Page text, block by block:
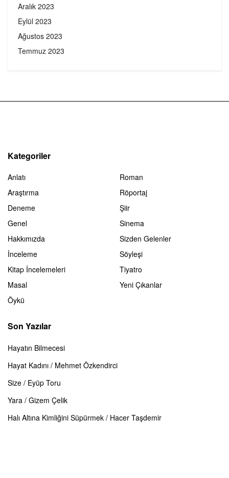
Aralık 2023
Eylül 2023
Ağustos 2023
Temmuz 2023
Kategoriler
Anlatı
Araştırma
Deneme
Genel
Hakkımızda
İnceleme
Kitap İncelemeleri
Masal
Öykü
Roman
Röportaj
Şiir
Sinema
Sizden Gelenler
Söyleşi
Tiyatro
Yeni Çıkanlar
Son Yazılar
Hayatın Bilmecesi
Hayat Kadını / Mehmet Özkendirci
Size / Eyüp Toru
Yara / Gizem Çelik
Halı Altına Kimliğini Süpürmek / Hacer Taşdemir